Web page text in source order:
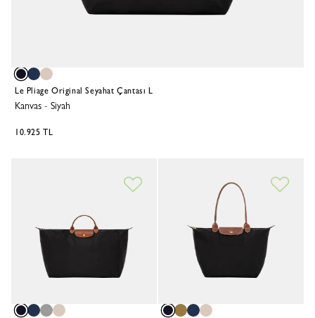
Le Pliage Original Seyahat Çantası L
Kanvas - Siyah
10.925 TL